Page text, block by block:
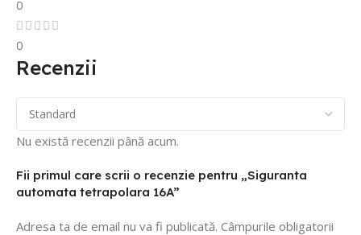
0
0
Recenzii
Nu există recenzii până acum.
Fii primul care scrii o recenzie pentru „Siguranta
automata tetrapolara 16A”
Adresa ta de email nu va fi publicată. Câmpurile obligatorii